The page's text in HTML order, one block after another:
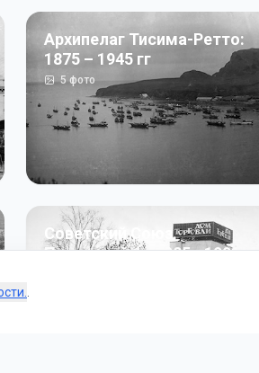
Архипелаг Тисима-Ретто:
1875 – 1945 гг
5фото
Советский Союз.
Перестройка: 1985 - 1991 гг